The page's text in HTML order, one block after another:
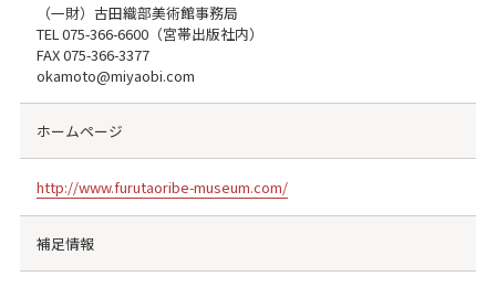
（一財）古田織部美術館事務局
TEL075-366-6600（宮帯出版社内）
FAX075-366-3377
okamoto@miyaobi.com
ホームページ
http://www.furutaoribe-museum.com/
補足情報